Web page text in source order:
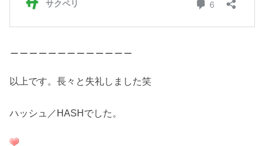
以上です。長々と失礼しました笑
ハッシュ／HASHでした。